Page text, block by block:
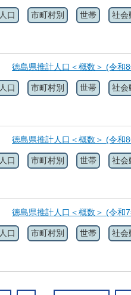
人口 市町村別 世帯 社会
徳島県推計人口＜概数＞ (令和
人口 市町村別 世帯 社会
徳島県推計人口＜概数＞ (令和
人口 市町村別 世帯 社会
徳島県推計人口＜概数＞ (令和
人口 市町村別 世帯 社会